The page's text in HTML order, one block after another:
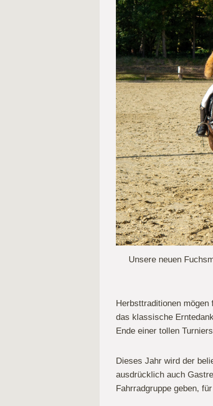
Unsere neuen
Herbsttraditionen
das klassische
Ende einer tollen
Dieses Jahr wird der
ausdrücklich auch
Fahrradgruppe geben,